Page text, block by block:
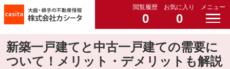
閲覧履歴
0
お気に入り
0
メニュー
新築一戸建てと中古一戸建ての需要に
ついて！メリット・デメリットも解説